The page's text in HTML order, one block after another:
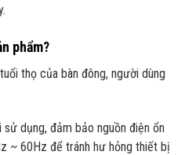
phẩm?
thọ của bàn đông, người dùng
dụng, đảm bảo nguồn điện ổn
~ 60Hz để tránh hư hỏng thiết bị